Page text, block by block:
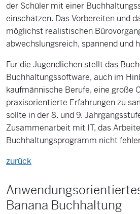
der Schüler mit einer
einschätzen. Das Vorbereiten und
möglichst realistischen
abwechslungsreich, spannend und
Für die Jugendlichen stellt das
Buchhaltungssoftware, auch im
kaufmännische Berufe, eine große
praxisorientierte Erfahrungen zu
sollte in der 8. und 9.
Zusammenarbeit mit IT, das
Buchhaltungsprogramm nicht
zurück
Banana Buchhaltung